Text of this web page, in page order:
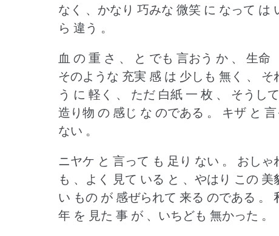
なく 、かなり 巧みな 微笑 に なって は
ら 違う 。
血 の 重 さ 、 と でも 言おう か 、 生命
そのような 充実 感 は 少しも 無く 、
う に 軽く 、 ただ 白紙 一 枚 、 そうし
造り物 の 感じ な のである 。
キザ と 言
ない 。
ニヤケ と 言って も 足り ない 。
おしゃ
も 、よく 見て いる と 、やはり この
い もの が 感ぜられて 来る のである 。
年 を 見た 事 が 、いちども 無かった 。